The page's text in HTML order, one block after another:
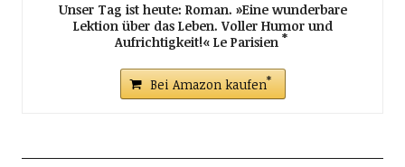
Unser Tag ist heute: Roman. »Eine wunderbare
Lektion über das Leben. Voller Humor und
Aufrichtigkeit!« Le Parisien
Bei Amazon kaufen